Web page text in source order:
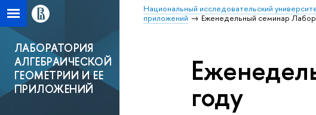
Национальный исследовательский
приложений
Еженедельный семинар
ЛАБОРАТОРИЯ
АЛГЕБРАИЧЕСКОЙ
ГЕОМЕТРИИ И ЕЕ
ПРИЛОЖЕНИЙ
году